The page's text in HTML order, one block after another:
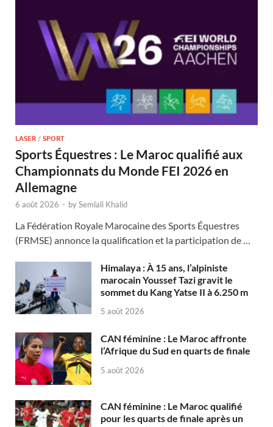
LASER / SPORT
Sports Équestres : Le Maroc qualifié aux
Championnats du Monde FEI 2026 en
Allemagne
6 août 2026 - bySemlali Khalid
La Fédération Royale Marocaine des Sports Équestres
(FRMSE) annonce la qualification et la participation de …
Himalaya : À 15 ans, l’alpiniste
marocain Youssef Tazi gravit le
sommet du Kang Yatse II à 6.250 m
5 août 2026
CAN féminine : Le Maroc affronte
l’Afrique du Sud en quarts de finale
5 août 2026
CAN féminine : Le Maroc qualifié
pour les quarts de finale après un